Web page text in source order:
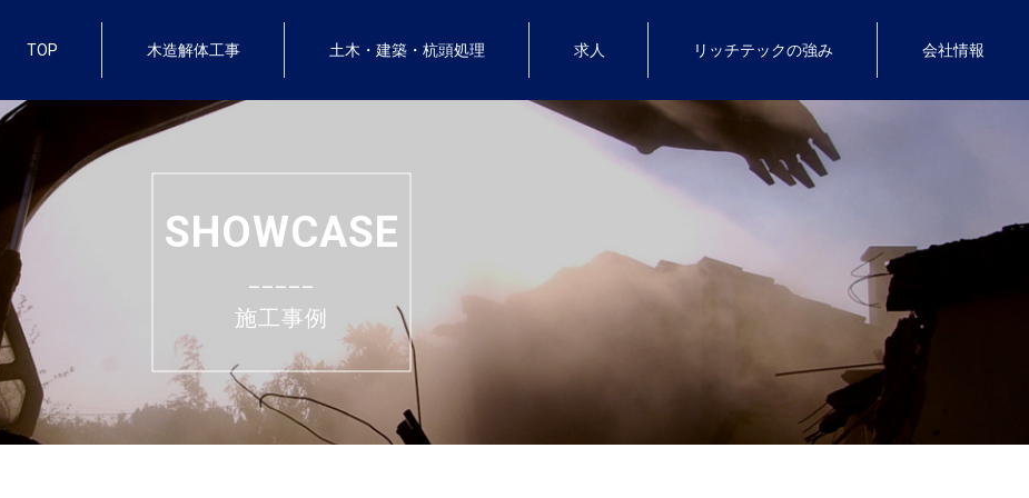
SHOWCASE
施工事例
TOP 木造解体工事 土木・建築・杭頭処理 求人 リッチテックの強み 会社情報